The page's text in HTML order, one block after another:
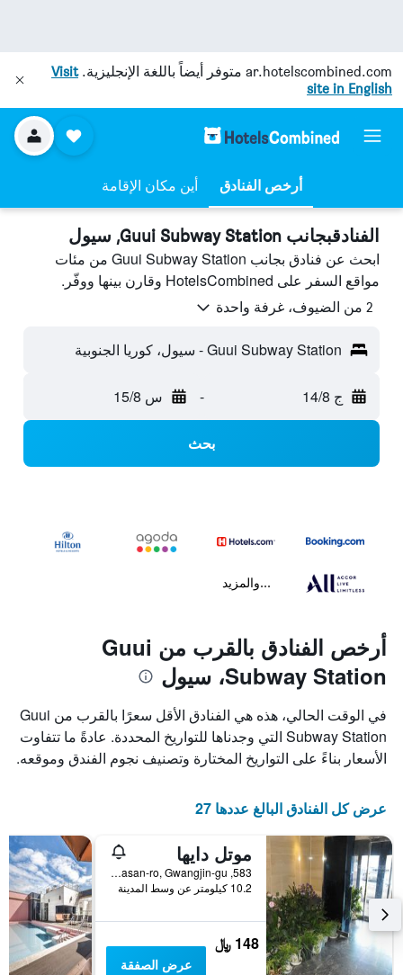
ar.hotelscombined.com متوفر أيضاً باللغة الإنجليزية.Visit
site in English
أرخص الفنادق أين مكان الإقامة
الفنادقبجانب Guui Subway Station, سيول
ابحث عن فنادق بجانب Guui Subway Station من مئات
مواقع السفر على HotelsCombined وقارن بينها ووفّر.
2 من الضيوف، غرفة واحدة
Guui Subway Station - سيول، كوريا الجنوبية
ج 14/8 - س 15/8
بحث
...والمزيد
أرخص الفنادق بالقرب من Guui
Subway Station، سيول
في الوقت الحالي، هذه هي الفنادق الأقل سعرًا بالقرب من Guui
Subway Station التي وجدناها للتواريخ المحددة. عادةً ما تتفاوت
الأسعار بناءً على التواريخ المختارة وتصنيف نجوم الفندق وموقعه.
عرض كل الفنادق البالغ عددها 27
موتل دايها
583, Achasan-ro, Gwangjin-gu, سيول, كوريا الجنوبية
10.2 كيلومتر عن وسط المدينة
148 ﷼
عرض الصفقة